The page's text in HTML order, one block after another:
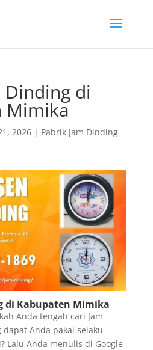
Dinding di
Mimika
2026| Pabrik Jam Dinding
di Kabupaten Mimika
Anda tengah cari Jam
dapat Anda pakai selaku
Lalu Anda menulis di Google